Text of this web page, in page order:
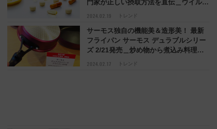
2024.02.19 トレンド
門家が正しい摂取方法を直伝＿ウイルス
2024.02.17 トレンド
サーモス独自の機能美＆造形美！ 最新
フライパン サーモス デュラブルシリー
ズ 2/21発売＿炒め物から煮込み料理ま